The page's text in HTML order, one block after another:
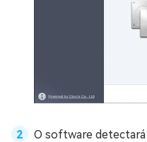
O software